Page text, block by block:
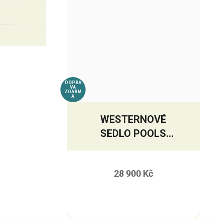
DOPRA
VA
ZDARM
A
WESTERNOVÉ
SEDLO POOLS
28 900 Kč